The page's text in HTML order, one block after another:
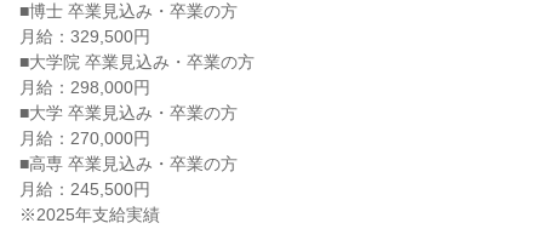
■博士 卒業見込み・卒業の方
月給：329,500円
■大学院 卒業見込み・卒業の方
月給：298,000円
■大学 卒業見込み・卒業の方
月給：270,000円
■高専 卒業見込み・卒業の方
月給：245,500円
※2025年支給実績